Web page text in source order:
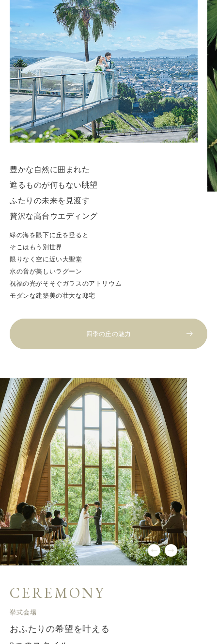
豊かな自然に囲まれた
遮るものが何もない眺望
ふたりの未来を見渡す
贅沢な高台ウエディング
緑の海を眼下に丘を登ると
そこはもう別世界
限りなく空に近い大聖堂
水の音が美しいラグーン
祝福の光がそそぐガラスのアトリウム
モダンな建築美の壮大な邸宅
四季の丘の魅力
CEREMONY
挙式会場
おふたりの希望を叶える